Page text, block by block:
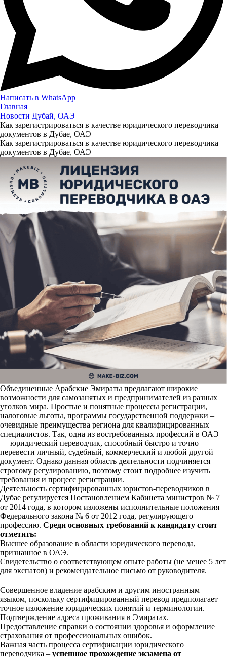
Написать в WhatsApp
Главная
Новости Дубай, ОАЭ
Как зарегистрироваться в качестве юридического переводчика
документов в Дубае, ОАЭ
Как зарегистрироваться в качестве юридического переводчика
документов в Дубае, ОАЭ
Объединенные Арабские Эмираты предлагают широкие
возможности для самозанятых и предпринимателей из разных
уголков мира. Простые и понятные процессы регистрации,
налоговые льготы, программы государственной поддержки –
очевидные преимущества региона для квалифицированных
специалистов. Так, одна из востребованных профессий в ОАЭ
— юридический переводчик, способный быстро и точно
перевести личный, судебный, коммерческий и любой другой
документ. Однако данная область деятельности подчиняется
строгому регулированию, поэтому стоит подробнее изучить
требования и процесс регистрации.
Деятельность сертифицированных юристов-переводчиков в
Дубае регулируется Постановлением Кабинета министров № 7
от 2014 года, в котором изложены исполнительные положения
Федерального закона № 6 от 2012 года, регулирующего
профессию. Среди основных требований к кандидату стоит
отметить:
Высшее образование в области юридического перевода,
признанное в ОАЭ.
Свидетельство о соответствующем опыте работы (не менее 5 лет
для экспатов) и рекомендательное письмо от руководителя.
Совершенное владение арабским и другим иностранным
языком, поскольку сертифицированный перевод предполагает
точное изложение юридических понятий и терминологии.
Подтверждение адреса проживания в Эмиратах.
Предоставление справки о состоянии здоровья и оформление
страхования от профессиональных ошибок.
Важная часть процесса сертификации юридического
переводчика – успешное прохождение экзамена от